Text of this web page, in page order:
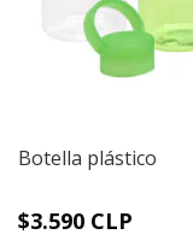
Botella plástico
$3.590 CLP